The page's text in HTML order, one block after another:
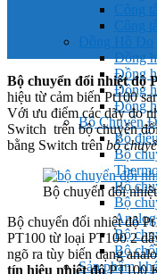
Công
Công
Đồng Hồ Đo
Đồng
Đồng
Đồng
Đồng
Bộ Chuyển
Bộ
Bộ
Bộ
Bộ
Analog
Bộ
Bộ
Sản phẩm
Bộ chuyển đổi nhiệt độ
hiệu từ cảm biến Pt100
Với ưu điểm các dãy đo
Switch trên bộ chuyển
bằng Switch trênbộ
Bộ chuyển đổi
Bộ chuyển đổi nhiệt độ
PT100 từ loại PT100 2
ngõ ra tùy biến dạng
tín hiệu nhiệt độPT100